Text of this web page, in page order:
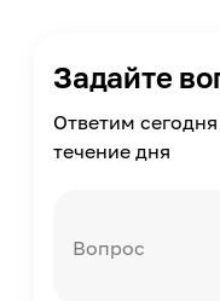
Задайте
Ответим
течение дня
Вопрос